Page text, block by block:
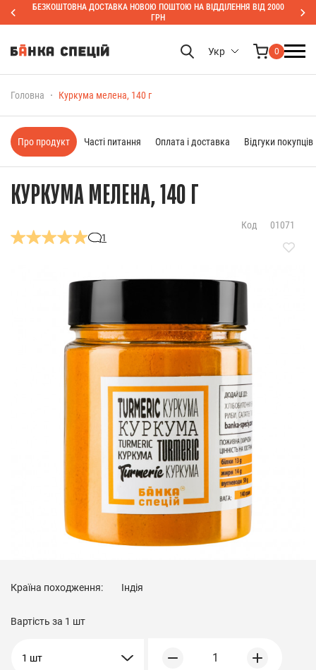
БЕЗКОШТОВНА ДОСТАВКА НОВОЮ ПОШТОЮ НА ВІДДІЛЕННЯ ВІД 2000
ГРН
Укр 0
Головна Куркума мелена, 140 г
КУРКУМА МЕЛЕНА, 140 Г
1
Код 01071
Країна походження: Індія
Вартість за 1 шт
1 шт 1
Про продукт Часті питання Оплата і доставка Відгуки покупців